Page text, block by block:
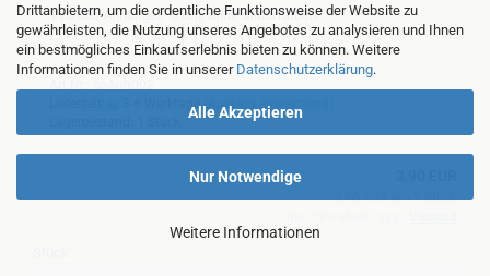
Drittanbietern, um die ordentliche Funktionsweise der Website zu
gewährleisten, die Nutzung unseres Angebotes zu analysieren und Ihnen
ein bestmögliches Einkaufserlebnis bieten zu können. Weitere
Informationen finden Sie in unserer Datenschutzerklärung.
Alle Akzeptieren
Nur Notwendige
Weitere Informationen
1 run­der An­hän­ger, 6 cm, antik-​silberfarben
3-6 Werktage (Ausland abweichend)
3,90 EUR pro 1 Stück